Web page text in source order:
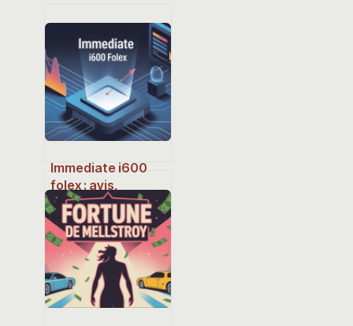
Immediate i600
folex : avis,
fonctionnement et
guide d’utilisation
complet